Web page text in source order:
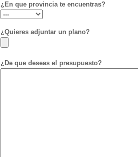
¿En que provincia te encuentras?
¿Quieres adjuntar un plano?
¿De que deseas el presupuesto?